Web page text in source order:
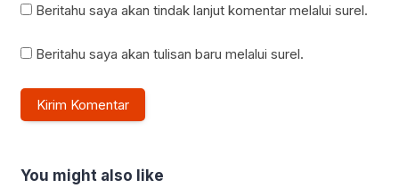
Beritahu saya akan tindak lanjut komentar melalui surel.
Beritahu saya akan tulisan baru melalui surel.
You might also like